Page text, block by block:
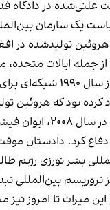
در دادگاه
از سال ۱۹۹۰ ریاست یک
تولیدشده در
از جمله ایالات
نورزی متهم بود که از
کرده بود که هروئین
به فروش می‌رساند.
دفاع کرد. دادستان
بشر نورزی رژیم
تروریسم بین‌المللی
میراث تا امروز نیز